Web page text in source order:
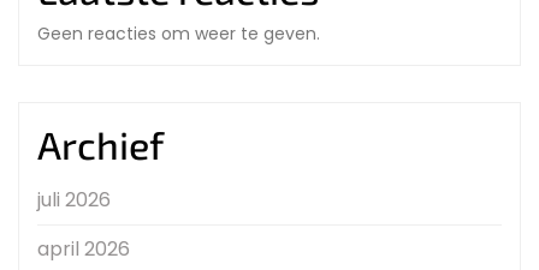
Geen reacties om weer te geven.
Archief
juli 2026
april 2026